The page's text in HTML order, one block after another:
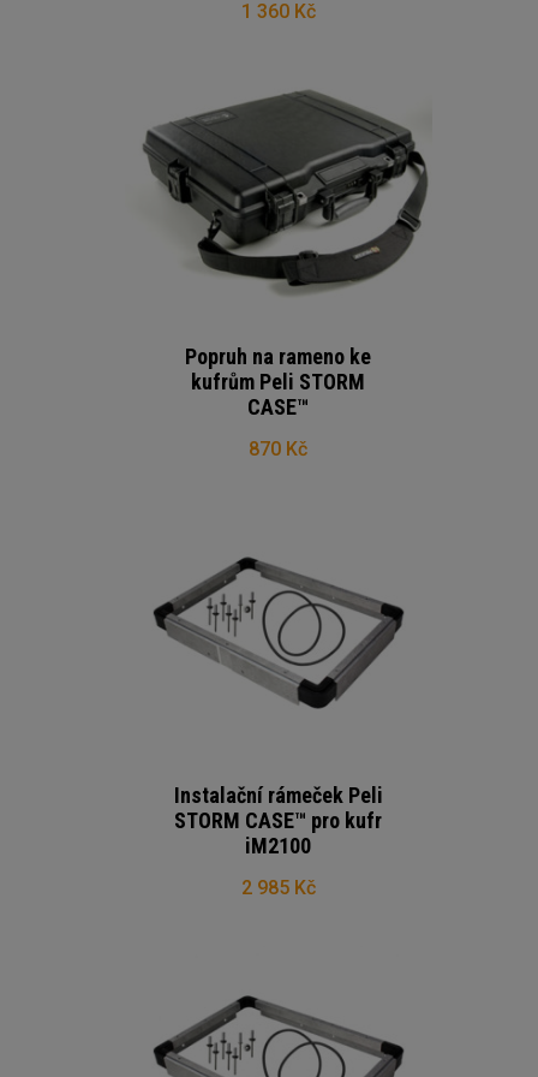
1 360 Kč
Popruh na rameno ke
kufrům Peli STORM
CASE™
870 Kč
Instalační rámeček Peli
STORM CASE™ pro kufr
iM2100
2 985 Kč